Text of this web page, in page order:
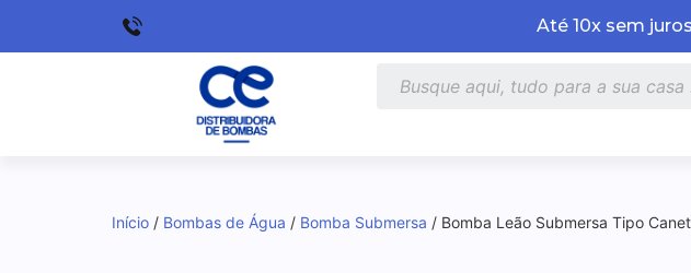
Até 10x sem
Início / Bombas de Água / Bomba Submersa / Bomba Leão Submersa Tipo